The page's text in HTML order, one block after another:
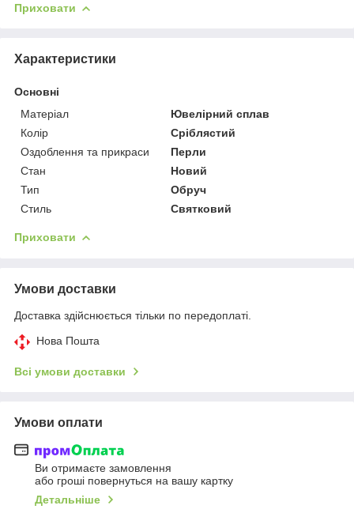
Приховати
Характеристики
Основні
Матеріал
Ювелірний сплав
Колір
Сріблястий
Оздоблення та прикраси
Перли
Стан
Новий
Тип
Обруч
Стиль
Святковий
Приховати
Умови доставки
Доставка здійснюється тільки по передоплаті.
Нова Пошта
Всі умови доставки
Умови оплати
Ви отримаєте замовлення
або гроші повернуться на вашу картку
Детальніше